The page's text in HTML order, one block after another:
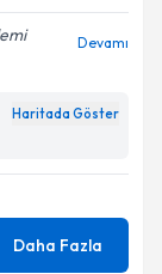
belirtilen
Devamı
Haritada Göster
Daha Fazla